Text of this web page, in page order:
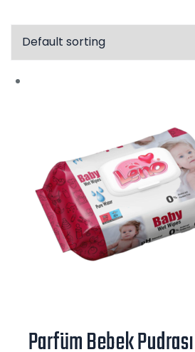
Parfüm Bebek Pudrası